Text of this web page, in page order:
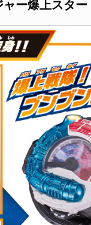
ー爆上スター